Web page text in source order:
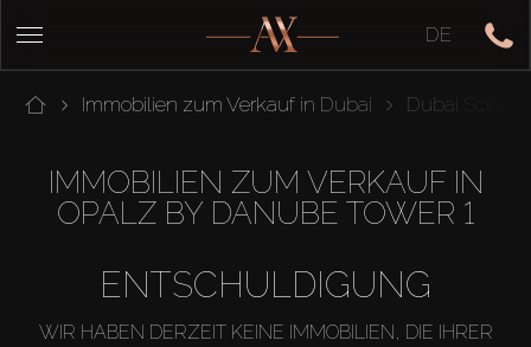
DE
Immobilien zum Verkauf in Dubai Dubai
IMMOBILIEN ZUM VERKAUF IN
OPALZ BY DANUBE TOWER 1
ENTSCHULDIGUNG
WIR HABEN DERZEIT KEINE IMMOBILIEN, DIE IHRER